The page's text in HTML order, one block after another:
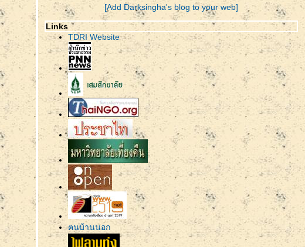
[Add Darksingha's blog to your web]
Links
TDRI Website
ฅนบ้านนอก